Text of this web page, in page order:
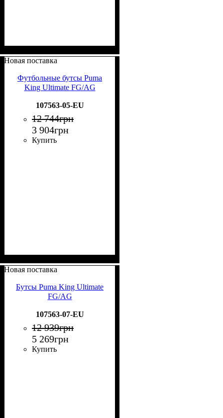
Новая поставка
Футбольные бутсы Puma
King Ultimate FG/AG
107563-05-EU
12 744грн
3 904грн
Купить
Новая поставка
Бутсы Puma King Ultimate
FG/AG
107563-07-EU
12 939грн
5 269грн
Купить